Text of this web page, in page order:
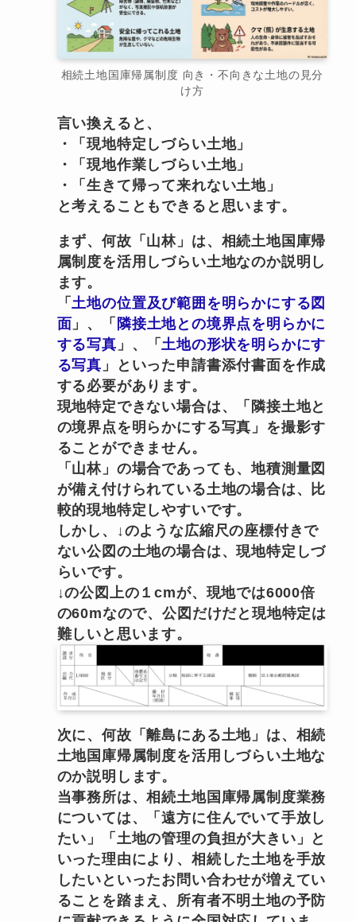
相続土地国庫帰属制度 向き・不向きな土地の見分
け方
言い換えると、
・「現地特定しづらい土地」
・「現地作業しづらい土地」
・「生きて帰って来れない土地」
と考えることもできると思います。
まず、何故「山林」は、相続土地国庫帰
属制度を活用しづらい土地なのか説明し
ます。
「土地の位置及び範囲を明らかにする図
面 」、「 隣接土地との境界点を明らかに
する写真 」、「土地の形状を明らかにす
る写真 」といった申請書添付書面を作成
する必要があります。
現地特定できない場合は、「隣接土地と
の境界点を明らかにする写真」を撮影す
ることができません。
「山林」の場合であっても、地積測量図
が備え付けられている土地の場合は、比
較的現地特定しやすいです。
しかし、↓のような広縮尺の座標付きで
ない公図の土地の場合は、現地特定しづ
らいです。
↓の公図上の１cmが、現地では6000倍
の60mなので、公図だけだと現地特定は
難しいと思います。
次に、何故「離島にある土地」は、相続
土地国庫帰属制度を活用しづらい土地な
のか説明します。
当事務所は、相続土地国庫帰属制度業務
については、「遠方に住んでいて手放し
たい」「土地の管理の負担が大きい」と
いった理由により、相続した土地を手放
したいといったお問い合わせが増えてい
ることを踏まえ、所有者不明土地の予防